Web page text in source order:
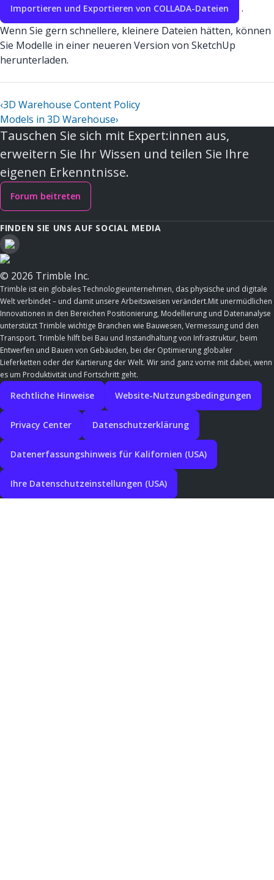
Importieren und Exportieren von COLLADA-Dateien
.
Wenn Sie gern schnellere, kleinere Dateien hätten, können
Sie Modelle in einer neueren Version von SketchUp
herunterladen.
‹3D Warehouse Content Policy
Models in 3D Warehouse›
Tauschen Sie sich mit Expert:innen aus,
erweitern Sie Ihr Wissen und teilen Sie Ihre
eigenen Erkenntnisse.
Forum beitreten
FINDEN SIE UNS AUF SOCIAL MEDIA
© 2026 Trimble Inc.
Trimble ist ein globales Technologieunternehmen, das physische und digitale
Welt verbindet – und damit unsere Arbeitsweisen verändert.Mit unermüdlichen
Innovationen in den Bereichen Positionierung, Modellierung und Datenanalyse
unterstützt Trimble wichtige Branchen wie Bauwesen, Vermessung und den
Transport. Trimble hilft bei Bau und Instandhaltung von Infrastruktur, beim
Entwerfen und Bauen von Gebäuden, bei der Optimierung globaler
Lieferketten oder der Kartierung der Welt. Wir sind ganz vorne mit dabei, wenn
es um Produktivität und Fortschritt geht.
Rechtliche Hinweise Website-Nutzungsbedingungen
Privacy Center Datenschutzerklärung
Datenerfassungshinweis für Kalifornien (USA)
Ihre Datenschutzeinstellungen (USA)